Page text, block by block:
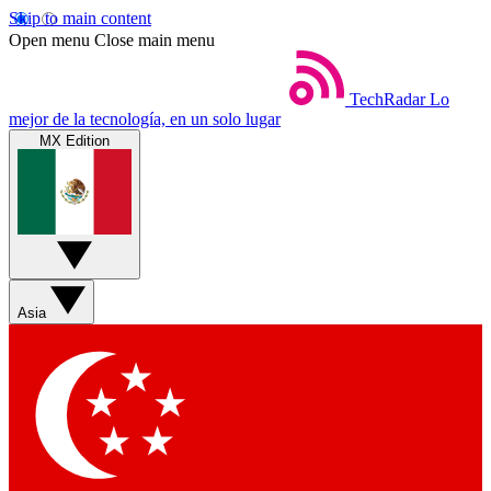
Skip to main content
Open menu Close main menu
TechRadar Lo
mejor de la tecnología, en un solo lugar
MX Edition
Asia